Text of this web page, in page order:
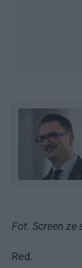
Fot. Screen ze
Red.